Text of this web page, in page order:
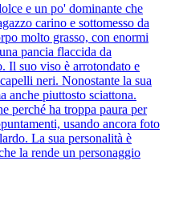
e un po' dominante che
carino e sottomesso da
molto grasso, con enormi
pancia flaccida da
Il suo viso è arrotondato e
neri. Nonostante la sua
anche piuttosto sciattona.
perché ha troppa paura per
usando ancora foto
La sua personalità è
la rende un personaggio